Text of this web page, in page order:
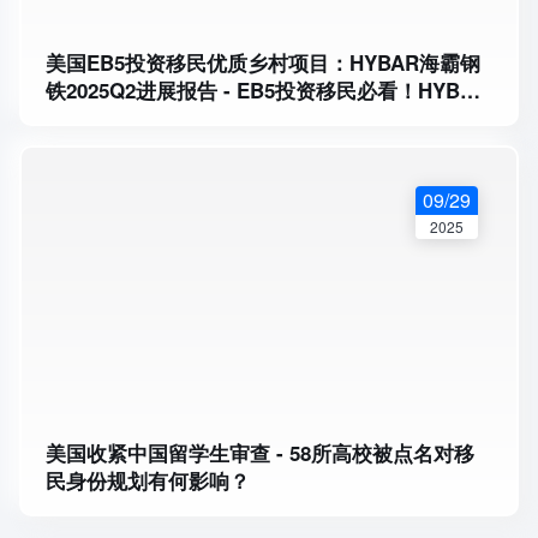
美国EB5投资移民优质乡村项目：HYBAR海霸钢
铁2025Q2进展报告 - EB5投资移民必看！HYBAR
美国收紧中国留学生审查 - 58所高校被点名对移
民身份规划有何影响？
09/29
2025